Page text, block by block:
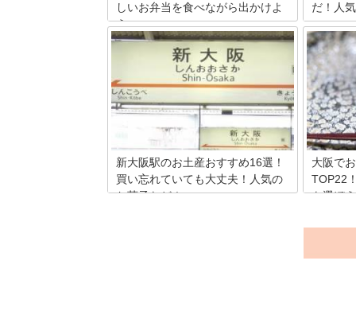
しいお弁当を食べながら出かけよ
う
日々、たくさんの人が行き交う大阪駅。
景色やショッピングなども旅の楽しみで
すが、電車の中で味わう駅弁も旅の醍醐
味の一つです。大阪駅では美味しい駅弁
がたくさん販売され、特に人気なのは関
西ならではの味わいが楽しめるタイプ！
そこで今回は、大阪駅で購入可能なさま
ざまなジャンルの駅弁をご紹介します。
だ！人
よりよい
占い。元
時に占い
少なくな
かけるな
うならせ
そこで、
ットをま
新大阪駅のお土産おすすめ16選！
買い忘れていても大丈夫！人気の
お菓子など！
大阪で
TOP22
を選ぼう
れ、現在
ものや、